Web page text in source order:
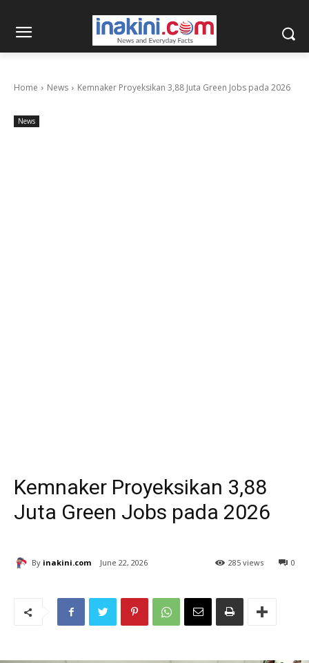
Home News Kemnaker Proyeksikan 3,88 Juta Green Jobs pada 2026
News
Kemnaker Proyeksikan 3,88
Juta Green Jobs pada 2026
By inakini.com June 22, 2026 0
285 views